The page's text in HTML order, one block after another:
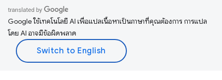
Google ใช้เทคโนโลยี AI เพื่อแปลเนื้อหาเป็นภาษาที่คุณต้องการ การแปล
โดย AI อาจมีข้อผิดพลาด